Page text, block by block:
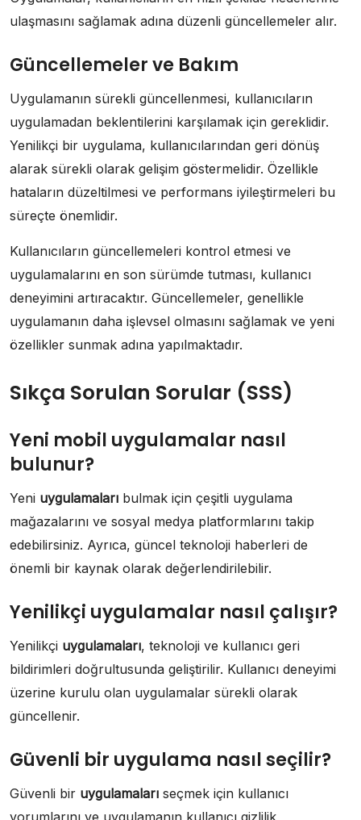
ulaşmasını sağlamak adına düzenli güncellemeler alır.
Güncellemeler ve Bakım
Uygulamanın sürekli güncellenmesi, kullanıcıların
uygulamadan beklentilerini karşılamak için gereklidir.
Yenilikçi bir uygulama, kullanıcılarından geri dönüş
alarak sürekli olarak gelişim göstermelidir. Özellikle
hataların düzeltilmesi ve performans iyileştirmeleri bu
süreçte önemlidir.
Kullanıcıların güncellemeleri kontrol etmesi ve
uygulamalarını en son sürümde tutması, kullanıcı
deneyimini artıracaktır. Güncellemeler, genellikle
uygulamanın daha işlevsel olmasını sağlamak ve yeni
özellikler sunmak adına yapılmaktadır.
Sıkça Sorulan Sorular (SSS)
Yeni mobil uygulamalar nasıl
bulunur?
Yeni uygulamaları bulmak için çeşitli uygulama
mağazalarını ve sosyal medya platformlarını takip
edebilirsiniz. Ayrıca, güncel teknoloji haberleri de
önemli bir kaynak olarak değerlendirilebilir.
Yenilikçi uygulamalar nasıl çalışır?
Yenilikçi uygulamaları, teknoloji ve kullanıcı geri
bildirimleri doğrultusunda geliştirilir. Kullanıcı deneyimi
üzerine kurulu olan uygulamalar sürekli olarak
güncellenir.
Güvenli bir uygulama nasıl seçilir?
Güvenli bir uygulamaları seçmek için kullanıcı
yorumlarını ve uygulamanın kullanıcı gizlilik